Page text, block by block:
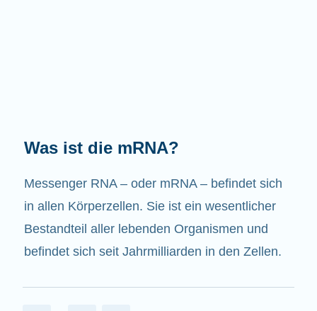
Welche Aufgaben hat die mRNA?
Wie der Name schon sagt, ist die mRNA ein
Bote. Sie interagiert mit anderen Komponenten
in den Zellen, die zur Bildung von Proteinen
beitragen.